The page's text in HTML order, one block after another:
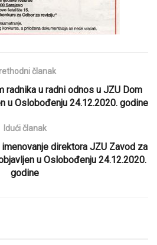
članak
radnika u radni odnos u JZU Dom
u Oslobođenju 24.12.2020. godine
Idući članak
direktora JZU Zavod za
u Oslobođenju 24.12.2020.
godine